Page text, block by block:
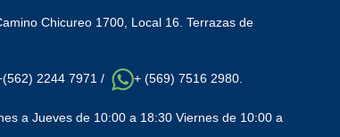
Chicureo 1700, Local 16. Terrazas de
2244 7971 / + (569) 7516 2980.
a Jueves de 10:00 a 18:30 Viernes de 10:00 a